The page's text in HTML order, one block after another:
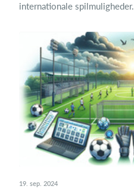
internationale spilmuligheder.
19. sep. 2024